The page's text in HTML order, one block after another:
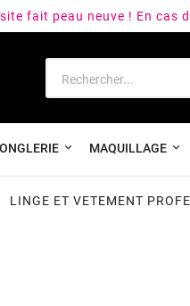
fait peau neuve ! En cas
ONGLERIE MAQUILLAGE
LINGE ET VETEMENT